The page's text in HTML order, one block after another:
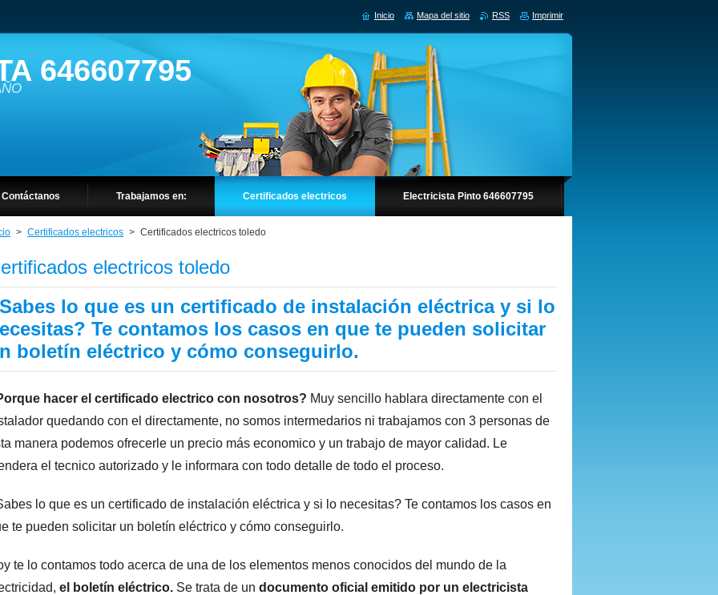
646607795
Contáctanos Trabajamos en: Certificados electricos Electricista Pinto 646607795
> Certificados electricos > Certificados electricos toledo
electricos toledo
lo que es un certificado de instalación eléctrica y si lo
Te contamos los casos en que te pueden solicitar
boletín eléctrico y cómo conseguirlo.
hacer el certificado electrico con nosotros? Muy sencillo hablara directamente con el
quedando con el directamente, no somos intermedarios ni trabajamos con 3 personas de
manera podemos ofrecerle un precio más economico y un trabajo de mayor calidad. Le
el tecnico autorizado y le informara con todo detalle de todo el proceso.
lo que es un certificado de instalación eléctrica y si lo necesitas? Te contamos los casos en
te pueden solicitar un boletín eléctrico y cómo conseguirlo.
te lo contamos todo acerca de una de los elementos menos conocidos del mundo de la
el boletín eléctrico. Se trata de un documento oficial emitido por un electricista
Inicio Mapa del sitio RSS Imprimir